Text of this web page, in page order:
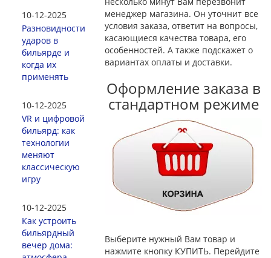
менеджер магазина. Он уточнит все
условия заказа, ответит на вопросы,
касающиеся качества товара, его
особенностей. А также подскажет о
вариантах оплаты и доставки.
Оформление заказа в
стандартном режиме
Выберите нужный Вам товар и
нажмите кнопку КУПИТЬ. Перейдите
10-12-2025
Разновидности
ударов в
бильярде и
когда их
применять
10-12-2025
VR и цифровой
бильярд: как
технологии
меняют
классическую
игру
10-12-2025
Как устроить
бильярдный
вечер дома: